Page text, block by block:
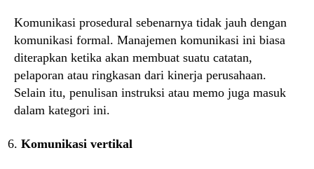
Komunikasi prosedural sebenarnya tidak jauh dengan
komunikasi formal. Manajemen komunikasi ini biasa
diterapkan ketika akan membuat suatu catatan,
pelaporan atau ringkasan dari kinerja perusahaan.
Selain itu, penulisan instruksi atau memo juga masuk
dalam kategori ini.
Komunikasi vertikal